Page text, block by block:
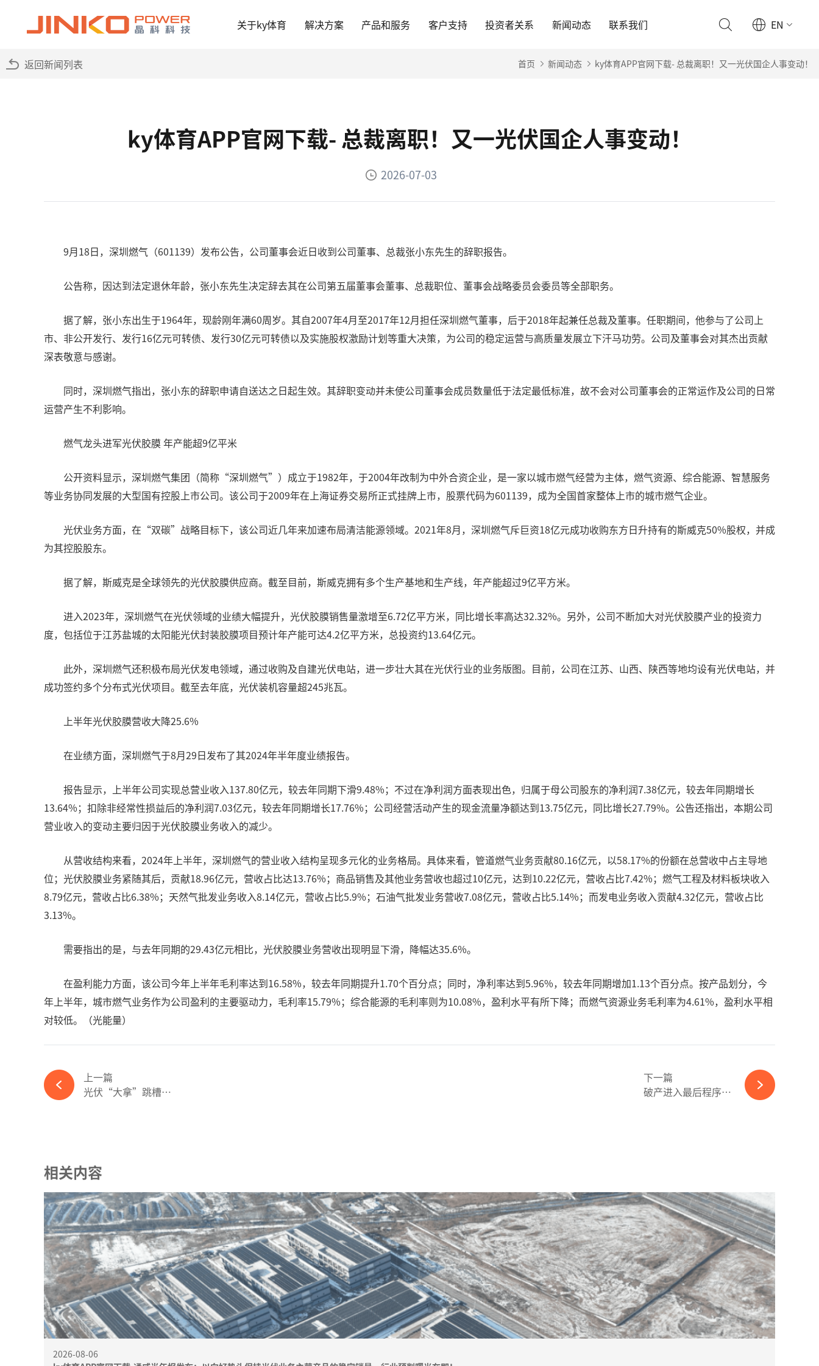
关于ky体育 解决方案 产品和服务 客户支持 投资者关系 新闻动态 联系我们 EN
返回新闻列表 首页 新闻动态 ky体育APP官网下载- 总裁离职！又一光伏国企人事变动！
ky体育APP官网下载- 总裁离职！又一光伏国企人事变动！
2026-07-03
9月18日，深圳燃气（601139）发布公告，公司董事会近日收到公司董事、总裁张小东先生的辞职报告。
公告称，因达到法定退休年龄，张小东先生决定辞去其在公司第五届董事会董事、总裁职位、董事会战略委员会委员等全部职务。
据了解，张小东出生于1964年，现龄刚年满60周岁。其自2007年4月至2017年12月担任深圳燃气董事，后于2018年起兼任总裁及董事。任职期间，他参与了公司上
市、非公开发行、发行16亿元可转债、发行30亿元可转债以及实施股权激励计划等重大决策，为公司的稳定运营与高质量发展立下汗马功劳。公司及董事会对其杰出贡献
深表敬意与感谢。
同时，深圳燃气指出，张小东的辞职申请自送达之日起生效。其辞职变动并未使公司董事会成员数量低于法定最低标准，故不会对公司董事会的正常运作及公司的日常
运营产生不利影响。
燃气龙头进军光伏胶膜 年产能超9亿平米
公开资料显示，深圳燃气集团（简称“深圳燃气”）成立于1982年，于2004年改制为中外合资企业，是一家以城市燃气经营为主体，燃气资源、综合能源、智慧服务
等业务协同发展的大型国有控股上市公司。该公司于2009年在上海证券交易所正式挂牌上市，股票代码为601139，成为全国首家整体上市的城市燃气企业。
光伏业务方面，在“双碳”战略目标下，该公司近几年来加速布局清洁能源领域。2021年8月，深圳燃气斥巨资18亿元成功收购东方日升持有的斯威克50%股权，并成
为其控股股东。
据了解，斯威克是全球领先的光伏胶膜供应商。截至目前，斯威克拥有多个生产基地和生产线，年产能超过9亿平方米。
进入2023年，深圳燃气在光伏领域的业绩大幅提升，光伏胶膜销售量激增至6.72亿平方米，同比增长率高达32.32%。另外，公司不断加大对光伏胶膜产业的投资力
度，包括位于江苏盐城的太阳能光伏封装胶膜项目预计年产能可达4.2亿平方米，总投资约13.64亿元。
此外，深圳燃气还积极布局光伏发电领域，通过收购及自建光伏电站，进一步壮大其在光伏行业的业务版图。目前，公司在江苏、山西、陕西等地均设有光伏电站，并
成功签约多个分布式光伏项目。截至去年底，光伏装机容量超245兆瓦。
上半年光伏胶膜营收大降25.6%
在业绩方面，深圳燃气于8月29日发布了其2024年半年度业绩报告。
报告显示，上半年公司实现总营业收入137.80亿元，较去年同期下滑9.48%；不过在净利润方面表现出色，归属于母公司股东的净利润7.38亿元，较去年同期增长
13.64%；扣除非经常性损益后的净利润7.03亿元，较去年同期增长17.76%；公司经营活动产生的现金流量净额达到13.75亿元，同比增长27.79%。公告还指出，本期公司
营业收入的变动主要归因于光伏胶膜业务收入的减少。
从营收结构来看，2024年上半年，深圳燃气的营业收入结构呈现多元化的业务格局。具体来看，管道燃气业务贡献80.16亿元，以58.17%的份额在总营收中占主导地
位；光伏胶膜业务紧随其后，贡献18.96亿元，营收占比达13.76%；商品销售及其他业务营收也超过10亿元，达到10.22亿元，营收占比7.42%；燃气工程及材料板块收入
8.79亿元，营收占比6.38%；天然气批发业务收入8.14亿元，营收占比5.9%；石油气批发业务营收7.08亿元，营收占比5.14%；而发电业务收入贡献4.32亿元，营收占比
3.13%。
需要指出的是，与去年同期的29.43亿元相比，光伏胶膜业务营收出现明显下滑，降幅达35.6%。
在盈利能力方面，该公司今年上半年毛利率达到16.58%，较去年同期提升1.70个百分点；同时，净利率达到5.96%，较去年同期增加1.13个百分点。按产品划分，今
年上半年，城市燃气业务作为公司盈利的主要驱动力，毛利率15.79%；综合能源的毛利率则为10.08%，盈利水平有所下降；而燃气资源业务毛利率为4.61%，盈利水平相
对较低。（光能量）
上一篇
光伏“大拿”跳槽，难捱洗牌之苦，“光伏第一股”也断臂求生？-ky体育APP官网下载
下一篇
破产进入最后程序，美国光伏巨头倒在黎明之前-ky体育APP官网下载
相关内容
2026-08-06